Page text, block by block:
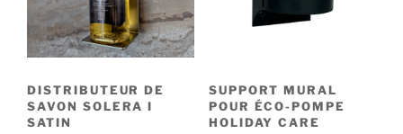
DISTRIBUTEUR DE
SAVON SOLERA I
SATIN
SUPPORT MURAL
POUR ÉCO-POMPE
HOLIDAY CARE